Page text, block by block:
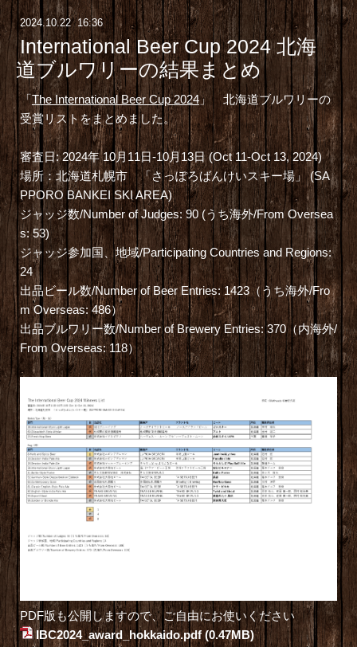
2024.10.22 16:36
International Beer Cup 2024 北海
道ブルワリーの結果まとめ
「The International Beer Cup 2024」 北海道ブルワリーの
受賞リストをまとめました。
審査日: 2024年 10月11日-10月13日 (Oct 11-Oct 13, 2024)
場所：北海道札幌市 「さっぽろばんけいスキー場」 (SA
PPORO BANKEI SKI AREA)
ジャッジ数/Number of Judges: 90 (うち海外/From Oversea
s: 53)
ジャッジ参加国、地域/Participating Countries and Regions:
24
出品ビール数/Number of Beer Entries: 1423（うち海外/Fro
m Overseas: 486）
出品ブルワリー数/Number of Brewery Entries: 370（内海外/
From Overseas: 118）
PDF版も公開しますので、ご自由にお使いください
IBC2024_award_hokkaido.pdf(0.47MB)